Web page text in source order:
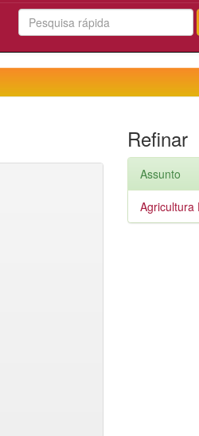
Refinar
Assunto
Agricultura